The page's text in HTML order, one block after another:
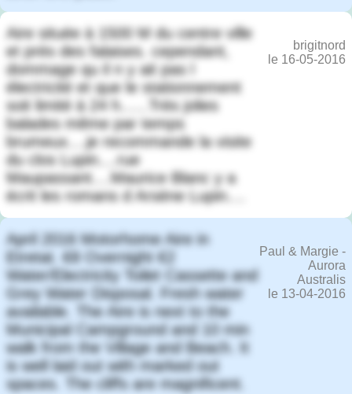
Aire située à 1500 M du centre ville
et près des falaises. cependant,
dommage qu il n y ait pas l
électricité et que le stationnement
soit limité à 24 h......Très jolies
balades même par temps
brumeux....je recommande la visite
du clos Lupin....rue
Maupassant....Maurice Blanc y a
écrit les romans d Arsène Lupin....
brigitnord
le 16-05-2016
April 2016 Motorhome Aire in
Etretat. €8 Overnight €2
Water/Electricity Toilet Cassette and
Grey Water Disposal. Fresh water
available. The Aire is next to the
Municipal Campground and 10 min
walk from the Village and Beach. It
is well laid out with marked out
spaces. The cliffs are magnificent.
Paul & Margie -
Aurora
Australis
le 13-04-2016